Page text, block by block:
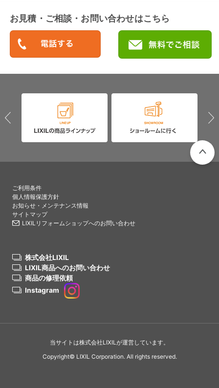
お見積・ご相談・お問い合わせはこちら
ご利用条件
個人情報保護方針
お知らせ・メンテナンス情報
サイトマップ
LIXILリフォームショップへのお問い合わせ
株式会社LIXIL
LIXIL商品へのお問い合わせ
商品の修理依頼
Instagram
当サイトは株式会社LIXILが運営しています。
Copyright© LIXIL Corporation. All rights reserved.